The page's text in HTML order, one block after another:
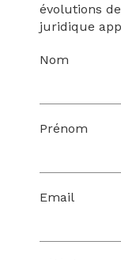
évolutions
juridique
Nom
Prénom
Email